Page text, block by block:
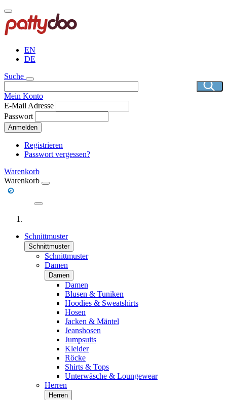
Direkt
zum
Inhalt
EN
DE
Suche
Mein Konto
E-Mail Adresse
Passwort
Anmelden
Registrieren
Passwort vergessen?
Warenkorb
Warenkorb
Schnittmuster
Schnittmuster
Schnittmuster
Damen
Damen
Damen
Blusen & Tuniken
Hoodies & Sweatshirts
Hosen
Jacken & Mäntel
Jeanshosen
Jumpsuits
Kleider
Röcke
Shirts & Tops
Unterwäsche & Loungewear
Herren
Herren